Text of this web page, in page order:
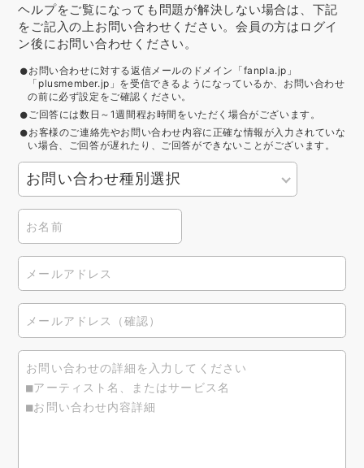
ヘルプをご覧になっても問題が解決しない場合は、下記
をご記入の上お問い合わせください。会員の方はログイ
ン後にお問い合わせください。
お問い合わせに対する返信メールのドメイン「fanpla.jp」
「plusmember.jp」を受信できるようになっているか、お問い合わせ
の前に必ず設定をご確認ください。
ご回答には数日～1週間程お時間をいただく場合がございます。
お客様のご連絡先やお問い合わせ内容に正確な情報が入力されていな
い場合、ご回答が遅れたり、ご回答ができないことがございます。